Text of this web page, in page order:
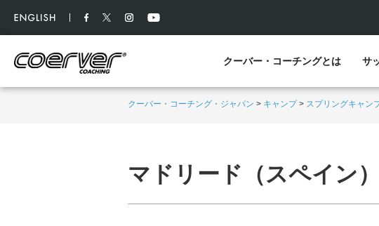
クーバー・コーチングとは サ
クーバー・コーチング・ジャパン > キャンプ> スプリングキャン
マドリード（スペイン）